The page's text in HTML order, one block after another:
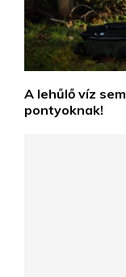
A lehűlő víz
pontyoknak!